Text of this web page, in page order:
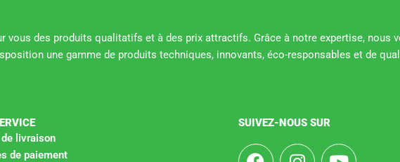
vous des produits qualitatifs et à des prix attractifs. Grâce à notre expertise, nous
une gamme de produits techniques, innovants, éco-responsables et de
de livraison
de paiement
SUIVEZ-NOUS SUR
F
I
Y